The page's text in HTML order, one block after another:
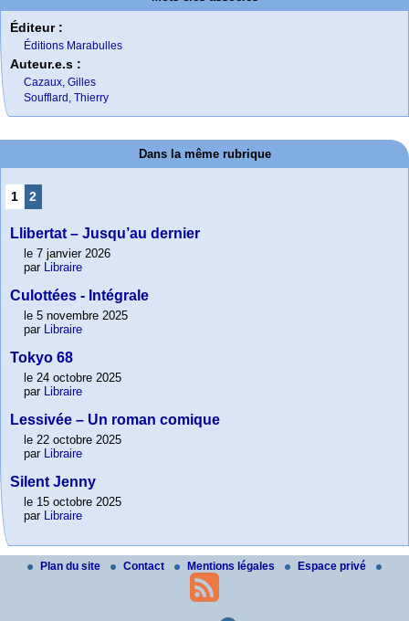
Éditeur :
Éditions Marabulles
Auteur.e.s :
Cazaux, Gilles
Soufflard, Thierry
Dans la même rubrique
1 2
Llibertat – Jusqu’au dernier
le 7 janvier 2026
par
Libraire
Culottées - Intégrale
le 5 novembre 2025
par
Libraire
Tokyo 68
le 24 octobre 2025
par
Libraire
Lessivée – Un roman comique
le 22 octobre 2025
par
Libraire
Silent Jenny
le 15 octobre 2025
par
Libraire
Plan du site Contact Mentions légales Espace privé